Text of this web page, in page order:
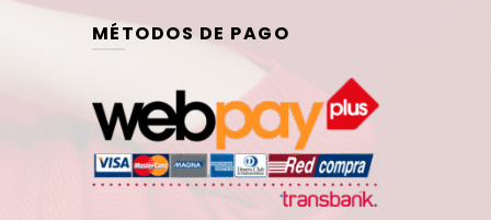
MÉTODOS DE PAGO